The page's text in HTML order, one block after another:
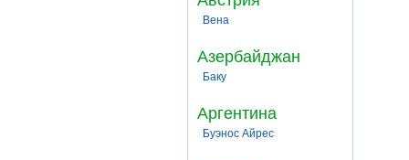
Вена
Азербайджан
Баку
Аргентина
Буэнос Айрес